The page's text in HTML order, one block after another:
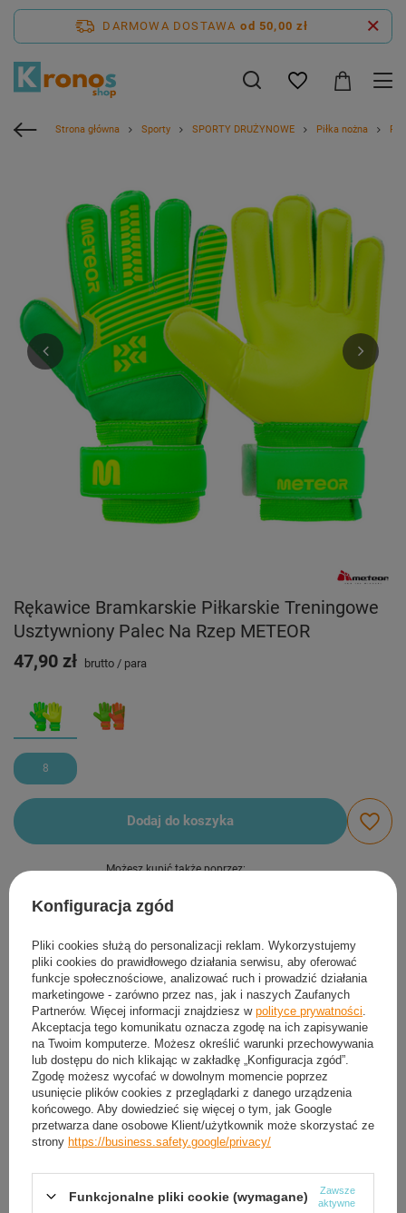
DARMOWA DOSTAWA od 50,00 zł
Strona główna Sporty SPORTY DRUŻYNOWE Piłka nożna
Rękawice Bramkarskie Piłkarskie Treningowe
Usztywniony Palec Na Rzep METEOR
8
47,90 zł brutto / para
Dodaj do koszyka
Możesz kupić także poprzez:
Produkt dostępny Wysyłka
dzisiaj
Darmowa i szybka dostawaod50,00 zł
30 dni na łatwy zwrot
Sprawdź, w którym sklepie obejrzysz i kupisz od ręki
Bezpieczne zakupy
Darmowa dostawa do paczkomatu lub punktu
odbioru
Smile - dostawy ze sklepów internetowych przy zamówieniu od
Konfiguracja zgód
Pliki cookies służą do personalizacji reklam. Wykorzystujemy
pliki cookies do prawidłowego działania serwisu, aby oferować
funkcje społecznościowe, analizować ruch i prowadzić działania
marketingowe - zarówno przez nas, jak i naszych Zaufanych
Partnerów. Więcej informacji znajdziesz w polityce prywatności
Akceptacja tego komunikatu oznacza zgodę na ich zapisywanie
na Twoim komputerze. Możesz określić warunki przechowywania
lub dostępu do nich klikając w zakładkę „Konfiguracja zgód”.
Zgodę możesz wycofać w dowolnym momencie poprzez
usunięcie plików cookies z przeglądarki z danego urządzenia
końcowego. Aby dowiedzieć się więcej o tym, jak Google
przetwarza dane osobowe Klient/użytkownik może skorzystać ze
strony https://business.safety.google/privacy/
Funkcjonalne pliki cookie (wymagane)
Zawsze
aktywne